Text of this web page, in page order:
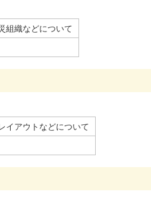
組織などについて
イアウトなどについて